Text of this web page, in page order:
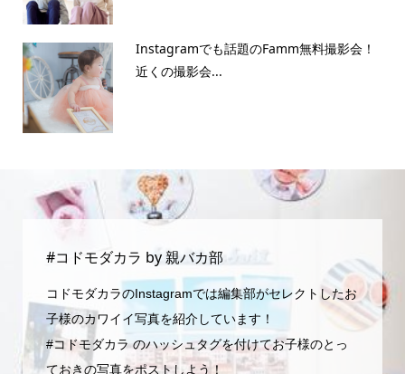
Instagramでも話題のFamm無料撮影会！
近くの撮影会...
#コドモダカラ by 親バカ部
コドモダカラのInstagramでは編集部がセレクトしたお
子様のカワイイ写真を紹介しています！
#コドモダカラ のハッシュタグを付けてお子様のとっ
ておきの写真をポストしよう！